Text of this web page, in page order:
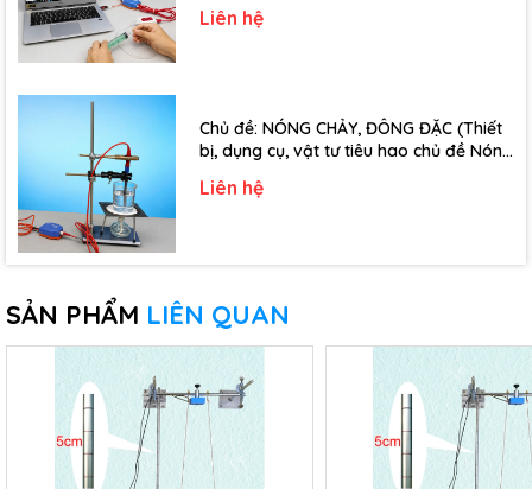
Liên hệ
Chủ đề: NÓNG CHẢY, ĐÔNG ĐẶC (Thiết
bị, dụng cụ, vật tư tiêu hao chủ đề Nóng
Liên hệ
SẢN PHẨM LIÊN QUAN